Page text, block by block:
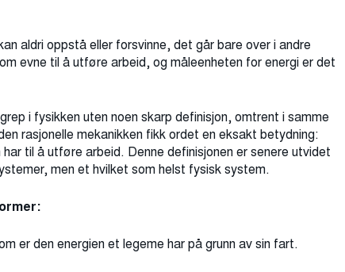
aldri oppstå eller forsvinne, det går bare over i andre
evne til å utføre arbeid, og måleenheten for energi er det
i fysikken uten noen skarp definisjon, omtrent i samme
rasjonelle mekanikken fikk ordet en eksakt betydning:
til å utføre arbeid. Denne definisjonen er senere utvidet
men et hvilket som helst fysisk system.
er den energien et legeme har på grunn av sin fart.